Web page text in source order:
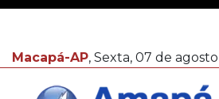
Macapá-AP, Sexta, 07 de